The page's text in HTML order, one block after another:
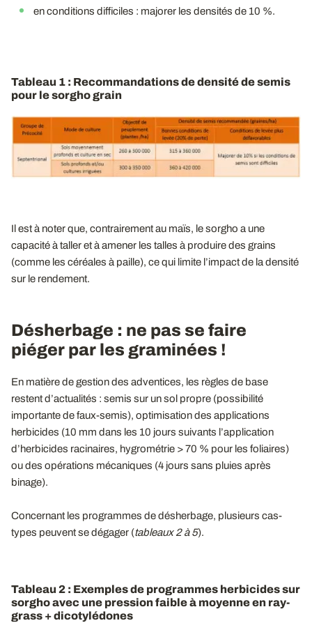
en conditions difficiles : majorer les densités de 10 %.
Tableau 1 : Recommandations de densité de semis
pour le sorgho grain
Il est à noter que, contrairement au maïs, le sorgho a une
capacité à taller et à amener les talles à produire des grains
(comme les céréales à paille), ce qui limite l’impact de la densité
sur le rendement.
Désherbage : ne pas se faire
piéger par les graminées !
En matière de gestion des adventices, les règles de base
restent d’actualités : semis sur un sol propre (possibilité
importante de faux-semis), optimisation des applications
herbicides (10 mm dans les 10 jours suivants l’application
d’herbicides racinaires, hygrométrie > 70 % pour les foliaires)
ou des opérations mécaniques (4 jours sans pluies après
binage).
Concernant les programmes de désherbage, plusieurs cas-
types peuvent se dégager (tableaux 2 à 5).
Tableau 2 : Exemples de programmes herbicides sur
sorgho avec une pression faible à moyenne en ray-
grass + dicotylédones